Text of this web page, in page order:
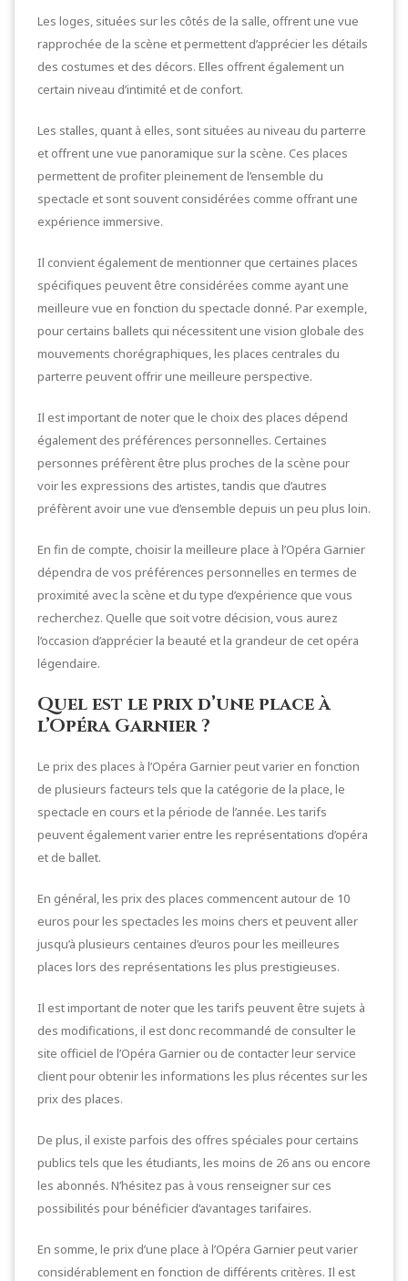
Les loges, situées sur les côtés de la salle, offrent une vue
rapprochée de la scène et permettent d’apprécier les détails
des costumes et des décors. Elles offrent également un
certain niveau d’intimité et de confort.
Les stalles, quant à elles, sont situées au niveau du parterre
et offrent une vue panoramique sur la scène. Ces places
permettent de profiter pleinement de l’ensemble du
spectacle et sont souvent considérées comme offrant une
expérience immersive.
Il convient également de mentionner que certaines places
spécifiques peuvent être considérées comme ayant une
meilleure vue en fonction du spectacle donné. Par exemple,
pour certains ballets qui nécessitent une vision globale des
mouvements chorégraphiques, les places centrales du
parterre peuvent offrir une meilleure perspective.
Il est important de noter que le choix des places dépend
également des préférences personnelles. Certaines
personnes préfèrent être plus proches de la scène pour
voir les expressions des artistes, tandis que d’autres
préfèrent avoir une vue d’ensemble depuis un peu plus loin.
En fin de compte, choisir la meilleure place à l’Opéra Garnier
dépendra de vos préférences personnelles en termes de
proximité avec la scène et du type d’expérience que vous
recherchez. Quelle que soit votre décision, vous aurez
l’occasion d’apprécier la beauté et la grandeur de cet opéra
légendaire.
Quel est le prix d’une place à
l’Opéra Garnier ?
Le prix des places à l’Opéra Garnier peut varier en fonction
de plusieurs facteurs tels que la catégorie de la place, le
spectacle en cours et la période de l’année. Les tarifs
peuvent également varier entre les représentations d’opéra
et de ballet.
En général, les prix des places commencent autour de 10
euros pour les spectacles les moins chers et peuvent aller
jusqu’à plusieurs centaines d’euros pour les meilleures
places lors des représentations les plus prestigieuses.
Il est important de noter que les tarifs peuvent être sujets à
des modifications, il est donc recommandé de consulter le
site officiel de l’Opéra Garnier ou de contacter leur service
client pour obtenir les informations les plus récentes sur les
prix des places.
De plus, il existe parfois des offres spéciales pour certains
publics tels que les étudiants, les moins de 26 ans ou encore
les abonnés. N’hésitez pas à vous renseigner sur ces
possibilités pour bénéficier d’avantages tarifaires.
En somme, le prix d’une place à l’Opéra Garnier peut varier
considérablement en fonction de différents critères. Il est